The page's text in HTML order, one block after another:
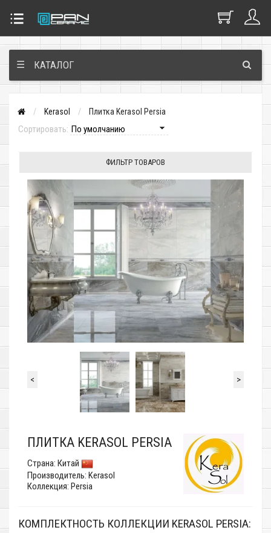
☰ КАТАЛОГ
Kerasol Плитка Kerasol Persia
Сортировать:
ФИЛЬТР ТОВАРОВ
< >
ПЛИТКА KERASOL PERSIA
Страна: Китай
Производитель: Kerasol
Коллекция: Persia
КОМПЛЕКТНОСТЬ КОЛЛЕКЦИИ KERASOL PERSIA: